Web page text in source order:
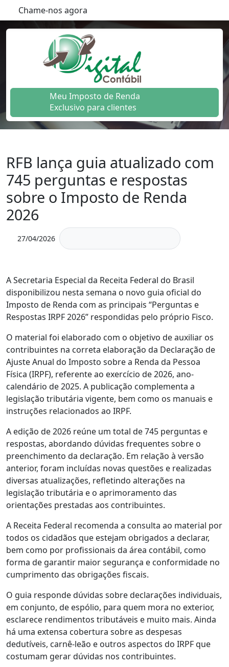
Chame-nos agora
Meu Imposto de Renda
Exclusivo para clientes
RFB lança guia atualizado com
745 perguntas e respostas
sobre o Imposto de Renda
2026
27/04/2026
A Secretaria Especial da Receita Federal do Brasil
disponibilizou nesta semana o novo guia oficial do
Imposto de Renda com as principais “Perguntas e
Respostas IRPF 2026” respondidas pelo próprio Fisco.
O material foi elaborado com o objetivo de auxiliar os
contribuintes na correta elaboração da Declaração de
Ajuste Anual do Imposto sobre a Renda da Pessoa
Física (IRPF), referente ao exercício de 2026, ano-
calendário de 2025. A publicação complementa a
legislação tributária vigente, bem como os manuais e
instruções relacionados ao IRPF.
A edição de 2026 reúne um total de 745 perguntas e
respostas, abordando dúvidas frequentes sobre o
preenchimento da declaração. Em relação à versão
anterior, foram incluídas novas questões e realizadas
diversas atualizações, refletindo alterações na
legislação tributária e o aprimoramento das
orientações prestadas aos contribuintes.
A Receita Federal recomenda a consulta ao material por
todos os cidadãos que estejam obrigados a declarar,
bem como por profissionais da área contábil, como
forma de garantir maior segurança e conformidade no
cumprimento das obrigações fiscais.
O guia responde dúvidas sobre declarações individuais,
em conjunto, de espólio, para quem mora no exterior,
esclarece rendimentos tributáveis e muito mais. Ainda
há uma extensa cobertura sobre as despesas
dedutíveis, carnê-leão e outros aspectos do IRPF que
costumam gerar dúvidas nos contribuintes.